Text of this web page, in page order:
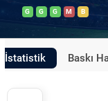
G G G M B
İstatistik Baskı